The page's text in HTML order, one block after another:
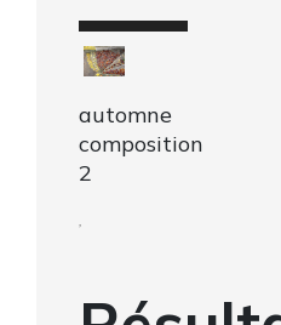
automne
composition
2
,